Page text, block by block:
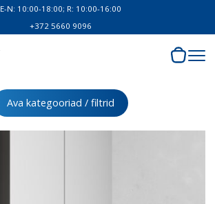
E-N: 10:00-18:00; R: 10:00-16:00
+372 5660 9096
Ava kategooriad / filtrid